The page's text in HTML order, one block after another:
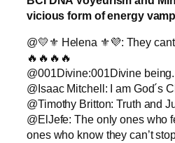
vicious form of energy
@💛⚜️ Helena ⚜️💜: They
🔥🔥🔥🔥
@001Divine:001Divine being.
@Isaac Mitchell: I am God´s
@Timothy Britton: Truth and
@ElJefe: The only ones who
ones who know they can’t